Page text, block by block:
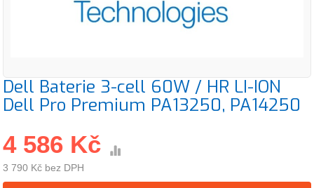
Dell Baterie 3-cell 60W / HR LI-ION
Dell Pro Premium PA13250, PA14250
4 586 Kč
3 790 Kč bez DPH